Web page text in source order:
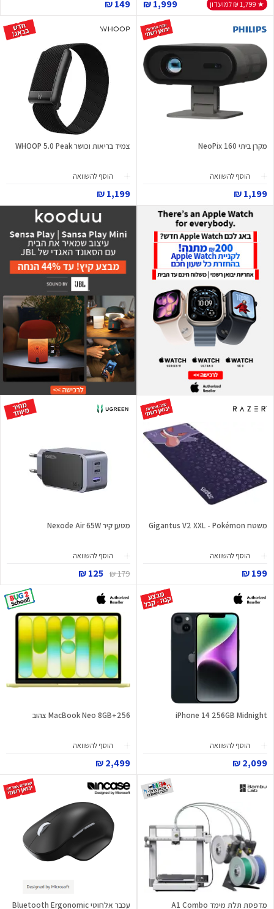
★ 1,799 ₪ למועדון 1,999 ₪
149 ₪
מקרן ביתי NeoPix 160
הוסף להשוואה
1,199 ₪
צמיד בריאות וכושר WHOOP 5.0 Peak
הוסף להשוואה
1,199 ₪
משטח Gigantus V2 XXL - Pokémon
הוסף להשוואה
199 ₪
מטען קיר Nexode Air 65W
הוסף להשוואה
179 ₪
125 ₪
iPhone 14 256GB Midnight
הוסף להשוואה
2,099 ₪
MacBook Neo 8GB+256 צהוב
הוסף להשוואה
2,499 ₪
מדפסת תלת מימד A1 Combo עכבר אלחוטי Bluetooth Ergonomic